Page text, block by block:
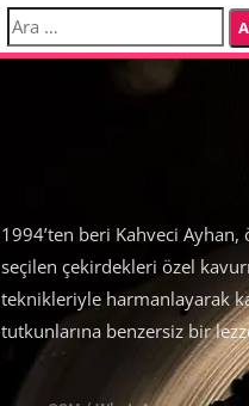
1994’ten beri Kahveci Ayhan,
seçilen çekirdekleri özel
teknikleriyle harmanlayarak
tutkunlarına benzersiz bir